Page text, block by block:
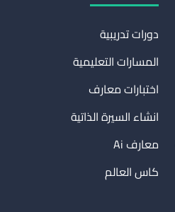
دورات تدريبية
المسارات التعليمية
اختبارات معارف
انشاء السيرة الذاتية
معارف Ai
كاس العالم